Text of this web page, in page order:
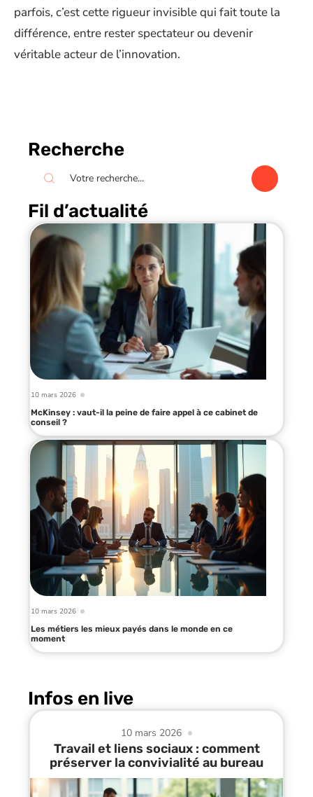
parfois, c’est cette rigueur invisible qui fait toute la
différence, entre rester spectateur ou devenir
véritable acteur de l’innovation.
Recherche
Fil d’actualité
10 mars 2026
McKinsey : vaut-il la peine de faire appel à ce cabinet de
conseil ?
10 mars 2026
Les métiers les mieux payés dans le monde en ce
moment
Infos en live
10 mars 2026
Travail et liens sociaux : comment
préserver la convivialité au bureau